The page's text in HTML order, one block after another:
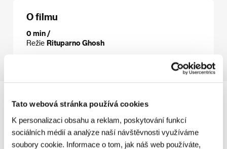
Tato webová stránka používá cookies
K personalizaci obsahu a reklam, poskytování funkcí
sociálních médií a analýze naší návštěvnosti využíváme
soubory cookie. Informace o tom, jak náš web používáte,
O filmu
0 min /
Režie Rituparno Ghosh